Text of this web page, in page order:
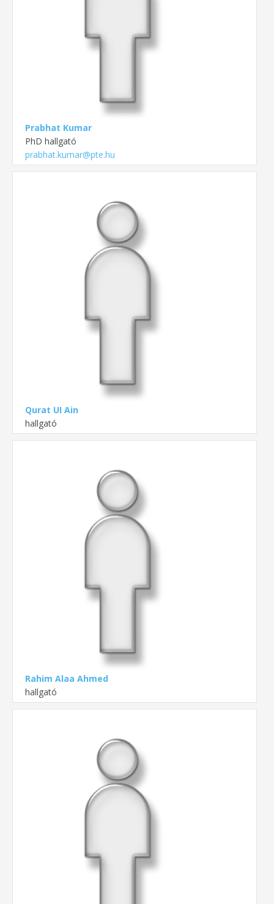
Prabhat Kumar
PhD hallgató
prabhat.kumar@pte.hu
Qurat UI Ain
hallgató
Rahim Alaa Ahmed
hallgató